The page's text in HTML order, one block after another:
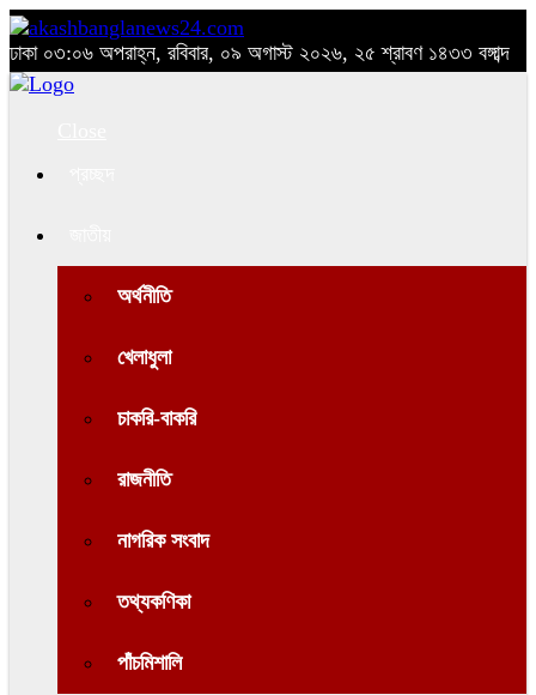
ঢাকা ০৩:০৬ অপরাহ্ন, রবিবার, ০৯ অগাস্ট ২০২৬, ২৫ শ্রাবণ ১৪৩৩ বঙ্গাব্দ
অর্থনীতি
খেলাধুলা
চাকরি-বাকরি
রাজনীতি
নাগরিক সংবাদ
তথ্যকণিকা
পাঁচমিশালি